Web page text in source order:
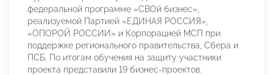
федеральной программе «СВОй бизнес»,
реализуемой Партией «ЕДИНАЯ РОССИЯ»,
«ОПОРОЙ РОССИИ» и Корпорацией МСП при
поддержке регионального правительства, Сбера и
ПСБ. По итогам обучения на защиту участники
проекта представили 19 бизнес-проектов.